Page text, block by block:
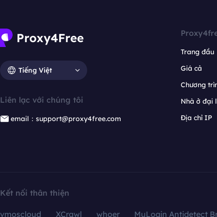
Tiếng Việt
Liên lạc với chúng tôi
email：support@proxy4free.com
Trang đầu
Giá cả
Chương
Nhà ở đại
Địa chỉ IP
Kết nối thân thiện
vmoscloud XCrawl whoer MuLogin Antidetect